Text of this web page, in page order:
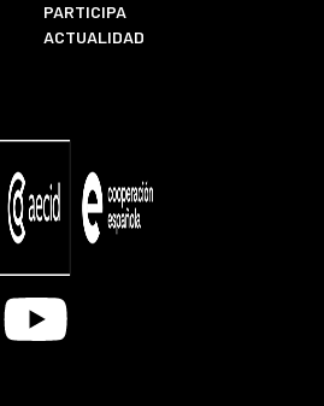
PARTICIPA
ACTUALIDAD
Youtube